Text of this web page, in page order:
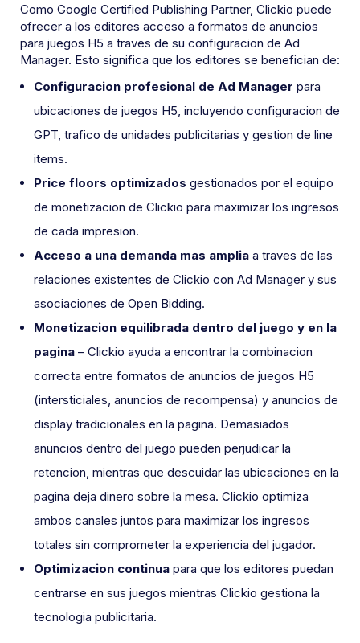
Como Google Certified Publishing Partner, Clickio puede
ofrecer a los editores acceso a formatos de anuncios
para juegos H5 a traves de su configuracion de Ad
Manager. Esto significa que los editores se benefician de:
Configuracion profesional de Ad Manager para
ubicaciones de juegos H5, incluyendo configuracion de
GPT, trafico de unidades publicitarias y gestion de line
items.
Price floors optimizados gestionados por el equipo
de monetizacion de Clickio para maximizar los ingresos
de cada impresion.
Acceso a una demanda mas amplia a traves de las
relaciones existentes de Clickio con Ad Manager y sus
asociaciones de Open Bidding.
Monetizacion equilibrada dentro del juego y en la
pagina – Clickio ayuda a encontrar la combinacion
correcta entre formatos de anuncios de juegos H5
(intersticiales, anuncios de recompensa) y anuncios de
display tradicionales en la pagina. Demasiados
anuncios dentro del juego pueden perjudicar la
retencion, mientras que descuidar las ubicaciones en la
pagina deja dinero sobre la mesa. Clickio optimiza
ambos canales juntos para maximizar los ingresos
totales sin comprometer la experiencia del jugador.
Optimizacion continua para que los editores puedan
centrarse en sus juegos mientras Clickio gestiona la
tecnologia publicitaria.